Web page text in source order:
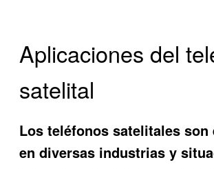
Aplicaciones del
satelital
Los teléfonos satelitales son
en diversas industrias y